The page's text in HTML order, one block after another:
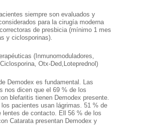
siempre son evaluados y
para la cirugía moderna
de presbicia (mínimo 1 mes
y ciclosporinas).
(Inmunomoduladores,
Ciclosporina, Otx-Ded,Loteprednol)
Demodex es fundamental. Las
nos dicen que el 69 % de los
blefaritis tienen Demodex presente.
los pacientes usan lágrimas. 51 % de
lentes de contacto. Ell 56 % de los
Catarata presentan Demodex y